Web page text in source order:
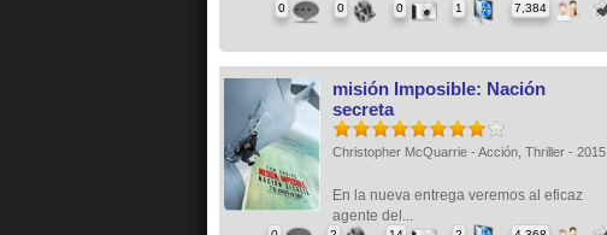
0 0 0 1 7,384
misión Imposible: Nación
secreta
Christopher McQuarrie - Acción, Thriller - 2015
En la nueva entrega veremos al eficaz
agente del...